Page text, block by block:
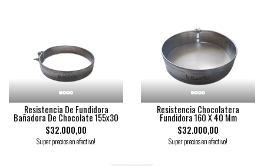
Resistencia De Fundidora
Bañadora De Chocolate 155x30
$32.000,00
Super precios en efectivo!
Resistencia Chocolatera
Fundidora 160 X 40 Mm
$32.000,00
Super precios en efectivo!